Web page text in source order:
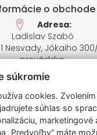
o obchode
Adresa:
Ladislav Szabó
Nesvady, Jókaiho
prevádzka:
Nesvady,Farské pole 1
IČO: 33658412,
DPH: SK1020426935
Bankový účet:
IBAN: UNCRSKBX
súkromie
cookies.
súhlas so
marketingové
„Predvoľby“ máte